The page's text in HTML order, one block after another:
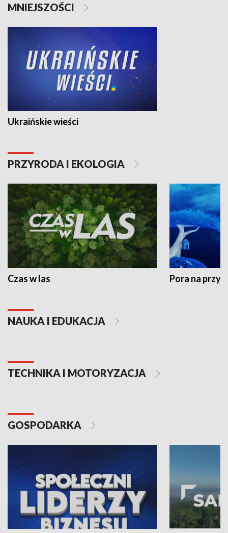
MNIEJSZOŚCI
Ukraińskie wieści
PRZYRODA I EKOLOGIA
Czas w las Pora na
NAUKA I EDUKACJA
TECHNIKA I MOTORYZACJA
GOSPODARKA